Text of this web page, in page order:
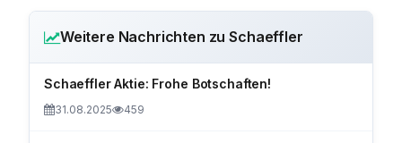
Weitere Nachrichten zu Schaeffler
Schaeffler Aktie: Frohe Botschaften!
31.08.2025 459